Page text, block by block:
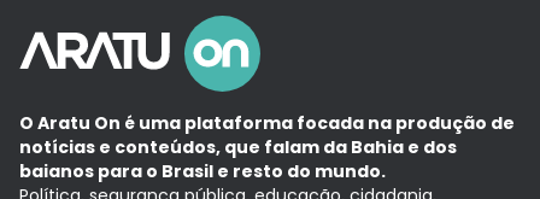
O Aratu On é uma plataforma focada na produção de
notícias e conteúdos, que falam da Bahia e dos
baianos para o Brasil e resto do mundo.